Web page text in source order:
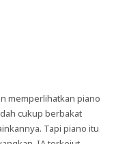
memperlihatkan piano
cukup berbakat
Tapi piano itu